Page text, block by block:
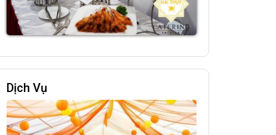
Dịch Vụ